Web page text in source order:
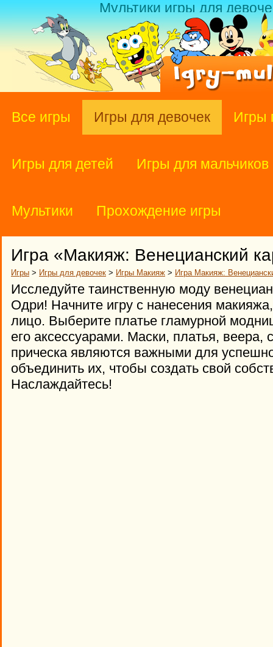
Мультики игры для
Все игры Игры для девочек Игры
Игры для детей Игры для мальчиков
Мультики Прохождение игры
Игра «Макияж: Венецианский
Игры > Игры для девочек > Игры Макияж > Игра Макияж:
Исследуйте таинственную моду
Одри! Начните игру с нанесения
лицо. Выберите платье гламурной
его аксессуарами. Маски, платья, веера,
прическа являются важными для
объединить их, чтобы создать свой
Наслаждайтесь!